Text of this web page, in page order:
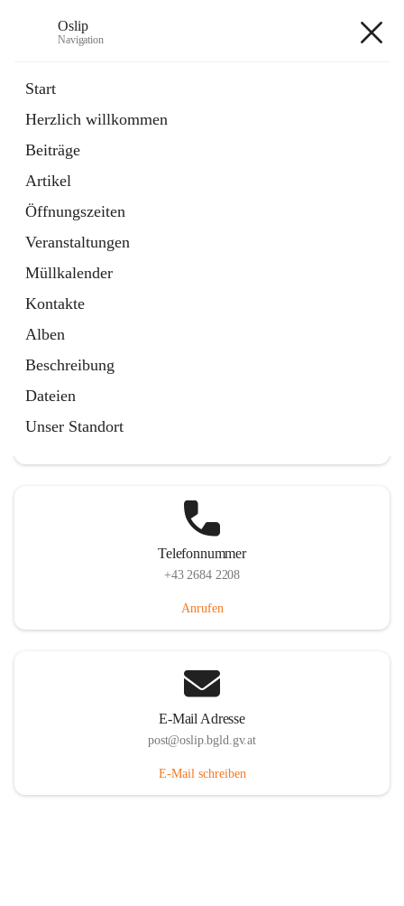
Oslip
Navigation
Start
Herzlich willkommen
Beiträge
Artikel
Öffnungszeiten
Veranstaltungen
Müllkalender
Kontakte
Alben
Beschreibung
Dateien
Unser Standort
Externe Webseite
in
Tab
Bundeskanzleramt Österreich
Externe Webseite
öffnet
in
neuem
Tab
Telefonnummer
+43 2684 2208
Anrufen
E-Mail Adresse
post@oslip.bgld.gv.at
E-Mail schreiben